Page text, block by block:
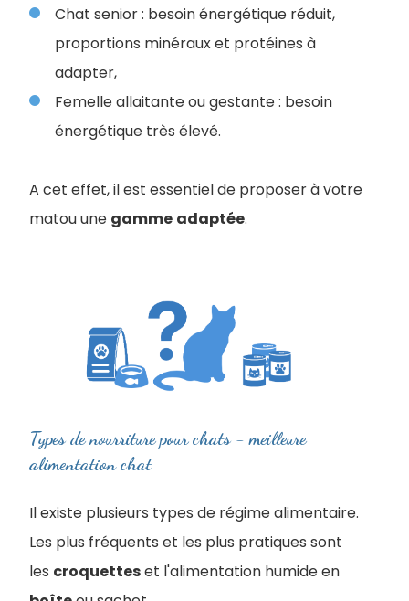
Chat senior : besoin énergétique réduit,
proportions minéraux et protéines à
adapter,
Femelle allaitante ou gestante : besoin
énergétique très élevé.
A cet effet, il est essentiel de proposer à votre
matou une gamme adaptée.
Types de nourriture pour chats - meilleure
alimentation chat
Il existe plusieurs types de régime alimentaire.
Les plus fréquents et les plus pratiques sont
les croquetteset l'alimentation humide en